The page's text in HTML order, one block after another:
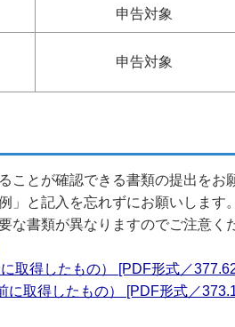
申告対象
申告対象
とが確認できる書類の提出をお
と記入を忘れずにお願いします。
書類が異なりますのでご注意く
取得したもの） [PDF形式／
取得したもの） [PDF形式／